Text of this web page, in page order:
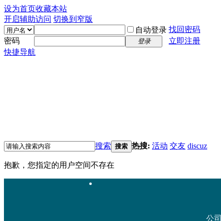
设为首页收藏本站
开启辅助访问 切换到窄版
自动登录 找回密码
密码
登录
立即注册
快捷导航
搜索 搜索 热搜: 活动 交友 discuz
抱歉，您指定的用户空间不存在
公